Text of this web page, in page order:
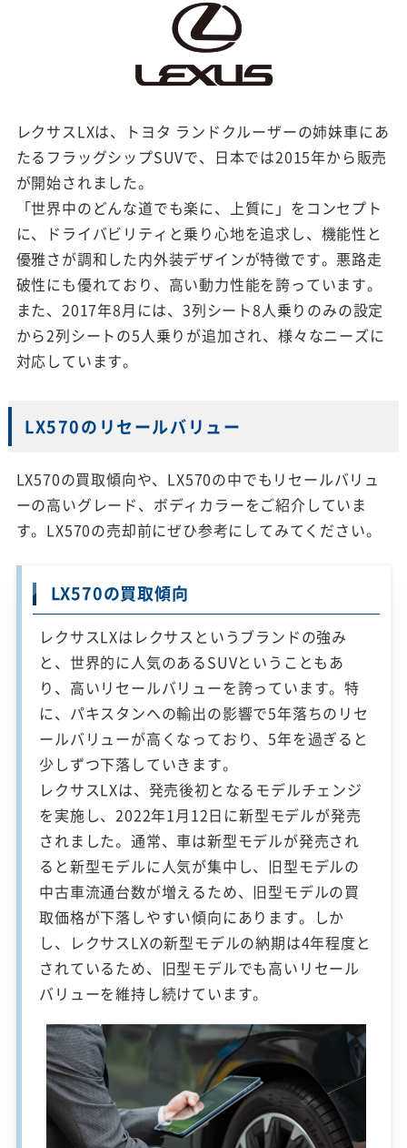
レクサスLXは、トヨタ ランドクルーザーの姉妹車にあ
たるフラッグシップSUVで、日本では2015年から販売
が開始されました。
「世界中のどんな道でも楽に、上質に」をコンセプト
に、ドライバビリティと乗り心地を追求し、機能性と
優雅さが調和した内外装デザインが特徴です。悪路走
破性にも優れており、高い動力性能を誇っています。
また、2017年8月には、3列シート8人乗りのみの設定
から2列シートの5人乗りが追加され、様々なニーズに
対応しています。
LX570のリセールバリュー
LX570の買取傾向や、LX570の中でもリセールバリュ
ーの高いグレード、ボディカラーをご紹介していま
す。LX570の売却前にぜひ参考にしてみてください。
LX570の買取傾向
レクサスLXはレクサスというブランドの強み
と、世界的に人気のあるSUVということもあ
り、高いリセールバリューを誇っています。特
に、パキスタンへの輸出の影響で5年落ちのリセ
ールバリューが高くなっており、5年を過ぎると
少しずつ下落していきます。
レクサスLXは、発売後初となるモデルチェンジ
を実施し、2022年1月12日に新型モデルが発売
されました。通常、車は新型モデルが発売され
ると新型モデルに人気が集中し、旧型モデルの
中古車流通台数が増えるため、旧型モデルの買
取価格が下落しやすい傾向にあります。しか
し、レクサスLXの新型モデルの納期は4年程度と
されているため、旧型モデルでも高いリセール
バリューを維持し続けています。